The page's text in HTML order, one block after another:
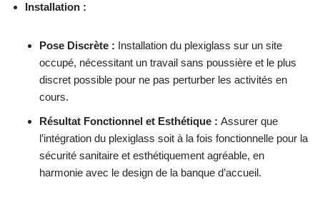
Installation :
Pose Discrète : Installation du plexiglass sur un site
occupé, nécessitant un travail sans poussière et le plus
discret possible pour ne pas perturber les activités en
cours.
Résultat Fonctionnel et Esthétique : Assurer que
l’intégration du plexiglass soit à la fois fonctionnelle pour la
sécurité sanitaire et esthétiquement agréable, en
harmonie avec le design de la banque d’accueil.